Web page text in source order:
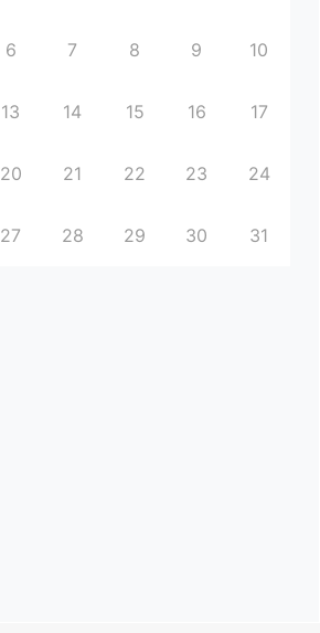
6 7 8 9 10
13 14 15 16 17
20 21 22 23 24
27 28 29 30 31